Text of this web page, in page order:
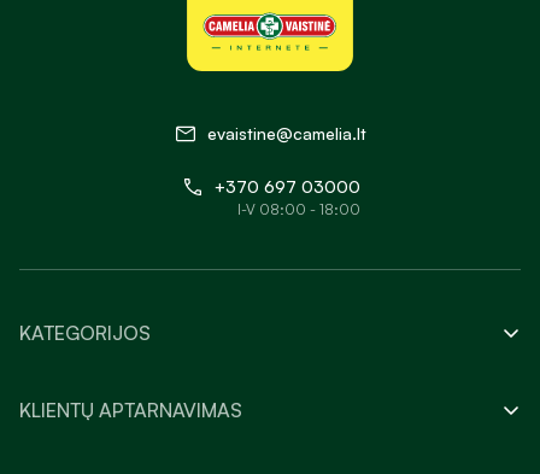
evaistine@camelia.lt
+370 697 03000
I-V 08:00 - 18:00
KATEGORIJOS
KLIENTŲ APTARNAVIMAS